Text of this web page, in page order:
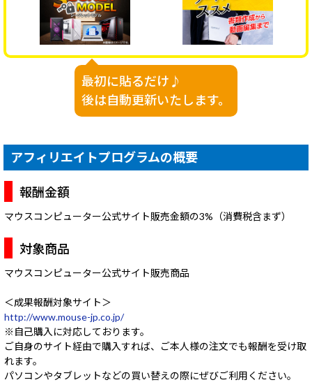
最初に貼るだけ♪
後は自動更新いたします。
アフィリエイトプログラムの概要
報酬金額
マウスコンピューター公式サイト販売金額の3%（消費税含まず）
対象商品
マウスコンピューター公式サイト販売商品
＜成果報酬対象サイト＞
http://www.mouse-jp.co.jp/
※自己購入に対応しております。
ご自身のサイト経由で購入すれば、ご本人様の注文でも報酬を受け取
れます。
パソコンやタブレットなどの買い替えの際にぜびご利用ください。